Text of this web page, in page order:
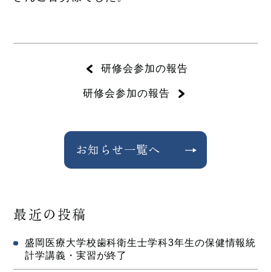
研修会参加の報告
研修会参加の報告
お知らせ一覧へ
最近の投稿
盛岡医療大学校歯科衛生士学科3年生の保健情報統
計学講義・実習が終了